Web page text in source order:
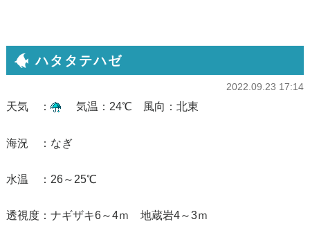
ハタタテハゼ
2022.09.23 17:14
天気 ： 気温：24℃ 風向：北東
海況 ：なぎ
水温 ：26～25℃
透視度：ナギザキ6～4ｍ 地蔵岩4～3ｍ